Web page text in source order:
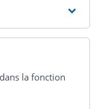
la fonction